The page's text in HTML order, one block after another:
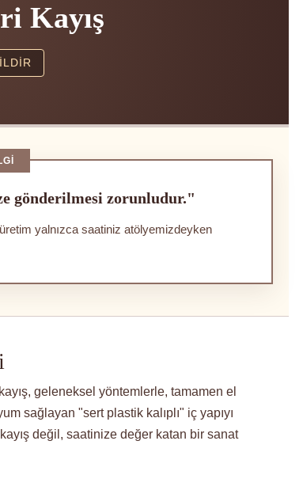
Kayış
gönderilmesi zorunludur."
yalnızca saatiniz atölyemizdeyken
geleneksel yöntemlerle, tamamen el
sağlayan "sert plastik kalıplı" iç yapıyı
değil, saatinize değer katan bir sanat